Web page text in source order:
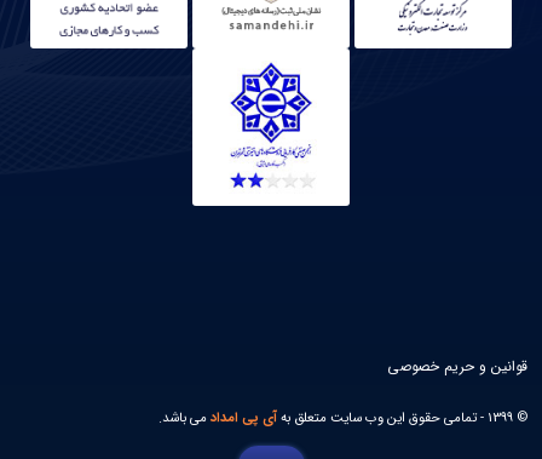
© 1399 - تمامی حقوق این وب سایت متعلق به آی پی امدادمی باشد.
قوانین و حریم خصوصی